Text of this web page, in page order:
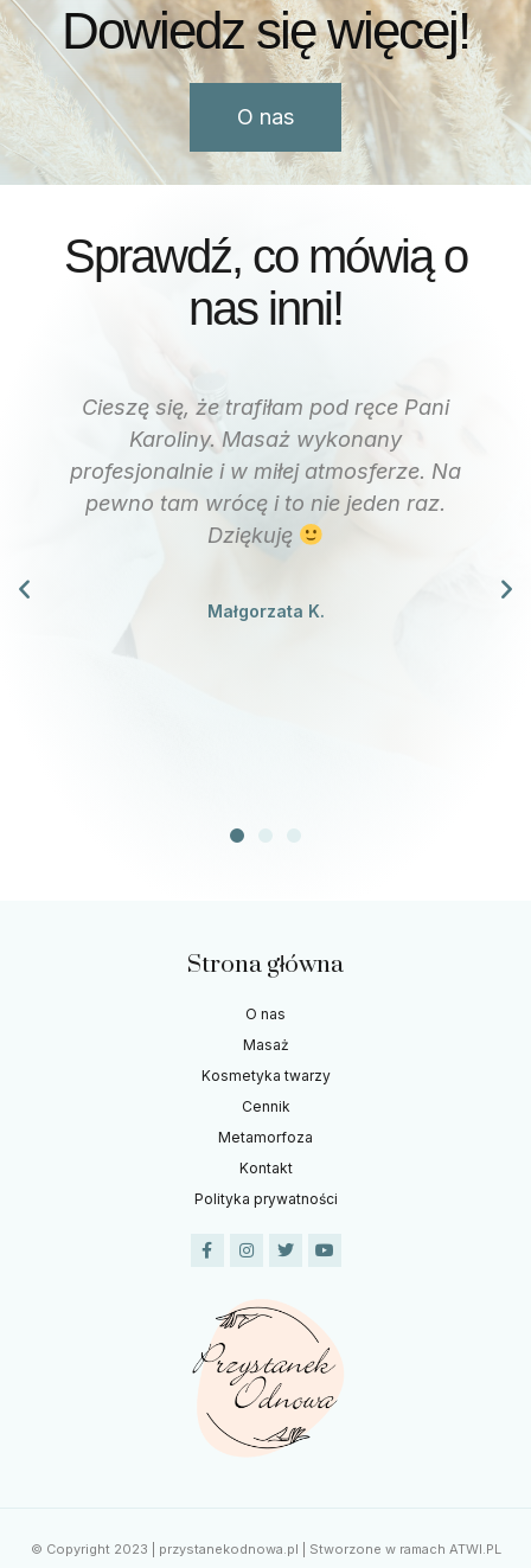
Dowiedz się więcej!
O nas
Sprawdź, co mówią o
nas inni!
To moja druga wizyta w tym Salonie i
masaż pleców oraz głowy w celu
radzenia sobie z napadami migren i
jestem bardzo zadowolona. Bardzo
polecam! Pani Alicja jest świetna w tych
sympatyczna. Aż chce się wracać
Strona główna
O nas
Masaż
Kosmetyka twarzy
Cennik
Metamorfoza
Kontakt
Polityka prywatności
© Copyright 2023 | przystanekodnowa.pl | Stworzone w ramach ATWI.PL